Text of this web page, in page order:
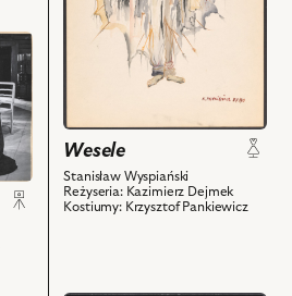
Chochoł
powiązanych
nim
obiektów
Wesele
Stanisław Wyspiański
Reżyseria: Kazimierz Dejmek
Kostiumy: Krzysztof Pankiewicz